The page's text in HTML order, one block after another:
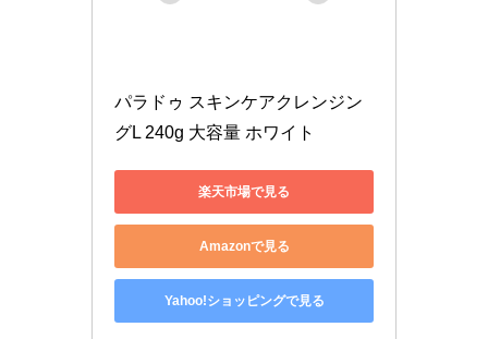
パラドゥ スキンケアクレンジン
グL 240g 大容量 ホワイト
楽天市場で見る
Amazonで見る
Yahoo!ショッピングで見る